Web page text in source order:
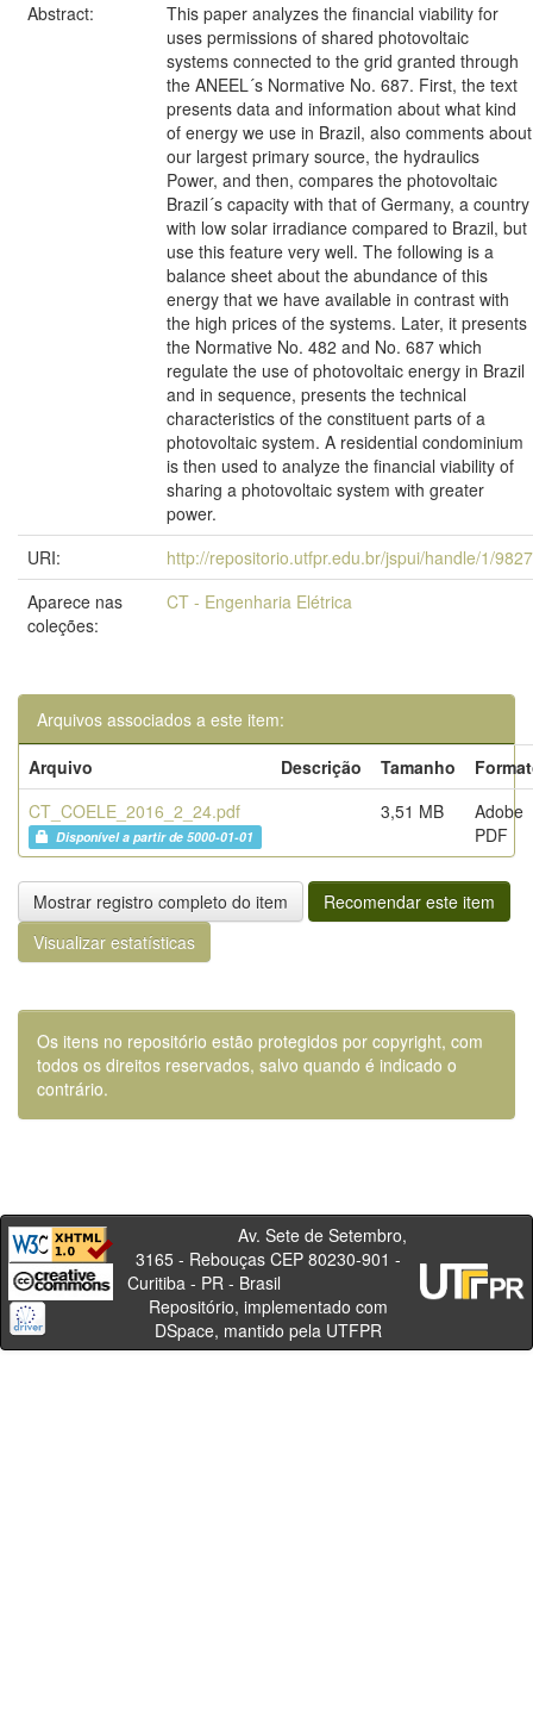
Abstract:
This paper analyzes the financial viability for
uses permissions of shared photovoltaic
systems connected to the grid granted through
the ANEEL´s Normative No. 687. First, the text
presents data and information about what kind
of energy we use in Brazil, also comments about
our largest primary source, the hydraulics
Power, and then, compares the photovoltaic
Brazil´s capacity with that of Germany, a country
with low solar irradiance compared to Brazil, but
use this feature very well. The following is a
balance sheet about the abundance of this
energy that we have available in contrast with
the high prices of the systems. Later, it presents
the Normative No. 482 and No. 687 which
regulate the use of photovoltaic energy in Brazil
and in sequence, presents the technical
characteristics of the constituent parts of a
photovoltaic system. A residential condominium
is then used to analyze the financial viability of
sharing a photovoltaic system with greater
power.
URI:
http://repositorio.utfpr.edu.br/jspui/handle/1/9827
Aparece nas
coleções:
CT - Engenharia Elétrica
Arquivos associados a este item:
Arquivo
Descrição Tamanho
CT_COELE_2016_2_24.pdf
Disponível a partir de 5000-01-01
3,51 MB
Adobe
PDF
Mostrar registro completo do item
Recomendar este item
Visualizar estatísticas
Os itens no repositório estão protegidos por copyright, com
todos os direitos reservados, salvo quando é indicado o
contrário.
Av. Sete de Setembro,
3165 - Rebouças CEP 80230-901 -
Curitiba - PR - Brasil
Repositório, implementado com
DSpace, mantido pela UTFPR